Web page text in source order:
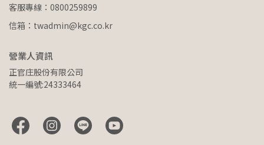
客服專線：0800259899
信箱：twadmin@kgc.co.kr
營業人資訊
正官庄股份有限公司
統一編號:24333464